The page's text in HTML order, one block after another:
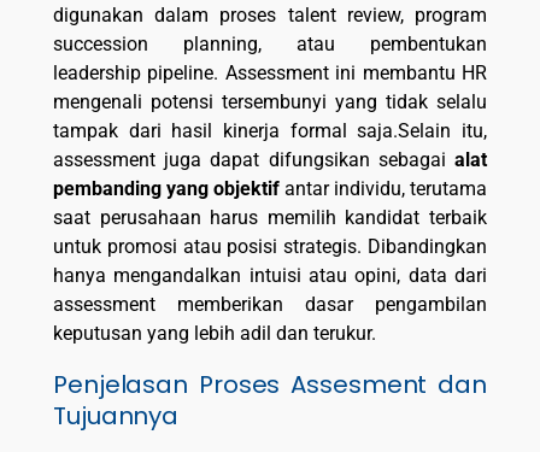
digunakan dalam proses talent review, program
succession planning, atau pembentukan
leadership pipeline. Assessment ini membantu HR
mengenali potensi tersembunyi yang tidak selalu
tampak dari hasil kinerja formal saja.Selain itu,
assessment juga dapat difungsikan sebagai alat
pembanding yang objektif antar individu, terutama
saat perusahaan harus memilih kandidat terbaik
untuk promosi atau posisi strategis. Dibandingkan
hanya mengandalkan intuisi atau opini, data dari
assessment memberikan dasar pengambilan
keputusan yang lebih adil dan terukur.
Penjelasan Proses Assesment dan
Tujuannya